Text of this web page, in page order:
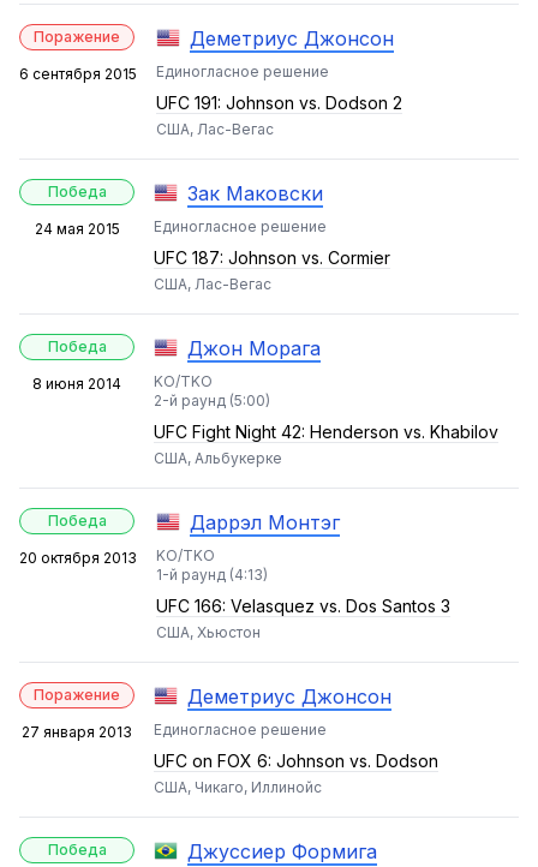
Поражение
6 сентября 2015
Деметриус Джонсон
Единогласное решение
UFC 191: Johnson vs. Dodson 2
США, Лас-Вегас
Победа
24 мая 2015
Зак Маковски
Единогласное решение
UFC 187: Johnson vs. Cormier
США, Лас-Вегас
Победа
8 июня 2014
Джон Морага
KO/TKO
2-й раунд (5:00)
UFC Fight Night 42: Henderson vs. Khabilov
США, Альбукерке
Победа
20 октября 2013
Даррэл Монтэг
KO/TKO
1-й раунд (4:13)
UFC 166: Velasquez vs. Dos Santos 3
США, Хьюстон
Поражение
27 января 2013
Деметриус Джонсон
Единогласное решение
UFC on FOX 6: Johnson vs. Dodson
США, Чикаго, Иллинойс
Победа Джуссиер Формига